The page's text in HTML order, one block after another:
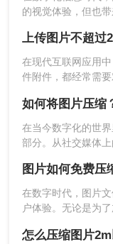
4、压缩完成，
是不是小了很多
好了，以上就是
内容分享啦！
转师妹喔！
进行压缩就可以了。
的视觉体验，但也
大小压缩的方法变
文将介绍三种实用
在现代互联网应用
件附件，都经常需
掌握一些有效的图
超过2M要怎么缩小
您缩小图片至不超
如何将图片压缩
在当今数字化的世
部分。从社交媒体
寸图片可能会导致
数据传输成本等问
持良好的视觉效果
下是关于如何将图
在数字时代，图片
户体验。无论是为
常重要的技能。本
怎么压缩图片